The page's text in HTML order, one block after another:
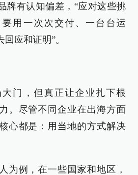
牌有认知偏差，“应对这些挑
用一次次交付、一台台运
应和证明”。
门，但真正让企业扎下根
。尽管不同企业在出海方面
心都是：用当地的方式解决
为例，在一些国家和地区，